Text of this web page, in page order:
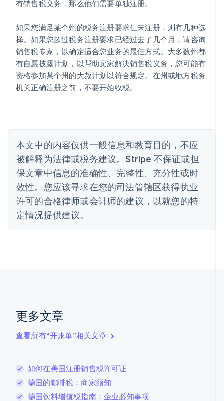
有销售税义务，那么他们需要单独注册。
如果您满足某个州的税务注册要求但未注册，则有几种选
择。如果您超过税务注册要求已经过去了几个月，请咨询
销售税专家，以确定适合您业务的最佳方式。大多数州都
有自愿披露计划，以帮助卖家解决销售税义务，您可能有
资格参加某个州的大赦计划以符合规定。在州或地方税务
机关正确注册之前，不要开始收税。
本文中的内容仅供一般信息和教育目的，不应
被解释为法律或税务建议。Stripe 不保证或担
保文章中信息的准确性、完整性、充分性或时
效性。您应该寻求在您的司法管辖区获得执业
许可的合格律师或会计师的建议，以就您的特
定情况提供建议。
更多文章
查看所有“开账单”相关文章
如何在美国注册销售税许可证
德国的咖啡税：商家须知
德国饮料增值税指南：企业必知事项
English
English
奥地利
DeutschEnglish
澳大利亚
English
巴西
Português English
English
丹麦
English
德国
DeutschEnglish
法国
FrançaisEnglish
芬兰
EnglishSvenska
English Italiano
拉脱维亚
立陶宛
DeutschEnglish
卢森堡
FrançaisDeutsch English